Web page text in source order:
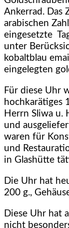
Ankerrad. Das
arabischen
eingesetzte
unter
kobaltblau
eingelegten
Für diese Uhr
hochkarätiges
Herrn Sliwa u.
und
waren für
und
in Glashütte
Die Uhr hat
200 g.,
Diese Uhr hat
nicht